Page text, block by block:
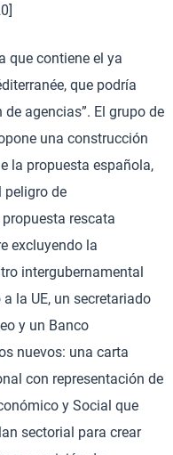
que contiene el ya
que podría
agencias”. El grupo de
una construcción
la propuesta española,
peligro de
rescata
excluyendo la
intergubernamental
la UE, un secretariado
y un Banco
nuevos: una carta
con representación de
y Social que
sectorial para crear